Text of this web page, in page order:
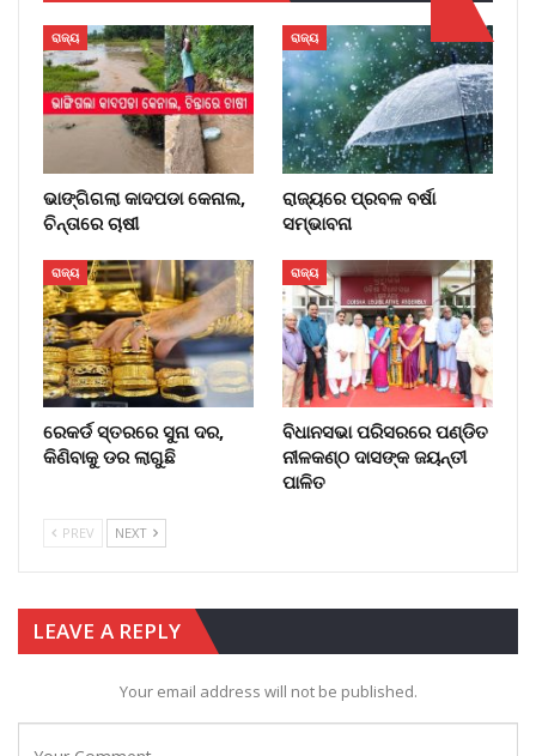
ରାଜ୍ୟ
ଭାଙ୍ଗିଗଲା କାଦପଡା କେନାଲ,
ଚିନ୍ତାରେ ଚାଷୀ
ରାଜ୍ୟ
ରାଜ୍ୟରେ ପ୍ରବଳ ବର୍ଷା
ସମ୍ଭାବନା
ରାଜ୍ୟ
ରେକର୍ଡ ସ୍ତରରେ ସୁନା ଦର,
କିଣିବାକୁ ଡର ଲାଗୁଛି
ରାଜ୍ୟ
ବିଧାନସଭା ପରିସରରେ ପଣ୍ଡିତ
ନୀଳକଣ୍ଠ ଦାସଙ୍କ ଜୟନ୍ତୀ
ପାଳିତ
PREV NEXT
LEAVE A REPLY
Your email address will not be published.